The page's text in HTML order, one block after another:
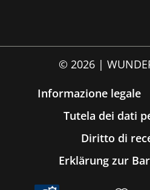
© 2026 |
Informazione legale
Tutela dei dati
Diritto di
Erklärung zur